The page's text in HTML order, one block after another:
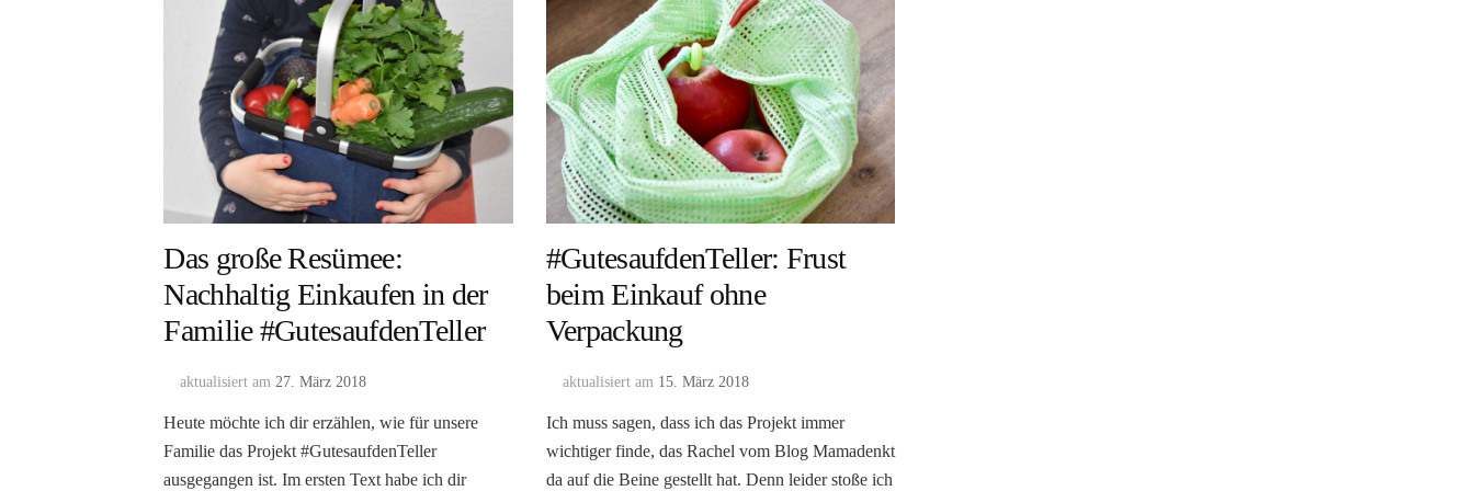
Das große Resümee:
Nachhaltig Einkaufen in der
Familie #GutesaufdenTeller
aktualisiert am 27. März 2018
Heute möchte ich dir erzählen, wie für unsere
Familie das Projekt #GutesaufdenTeller
ausgegangen ist. Im ersten Text habe ich dir
#GutesaufdenTeller: Frust
beim Einkauf ohne
Verpackung
aktualisiert am 15. März 2018
Ich muss sagen, dass ich das Projekt immer
wichtiger finde, das Rachel vom Blog Mamadenkt
da auf die Beine gestellt hat. Denn leider stoße ich